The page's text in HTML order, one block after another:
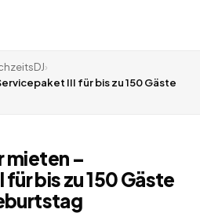
›
III für bis zu 150 Gäste
mieten –
bis zu 150 Gäste